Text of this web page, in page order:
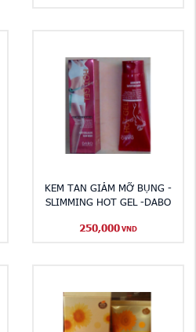
KEM TAN GIẢM MỠ BỤNG -
SLIMMING HOT GEL -DABO
250,000 VND